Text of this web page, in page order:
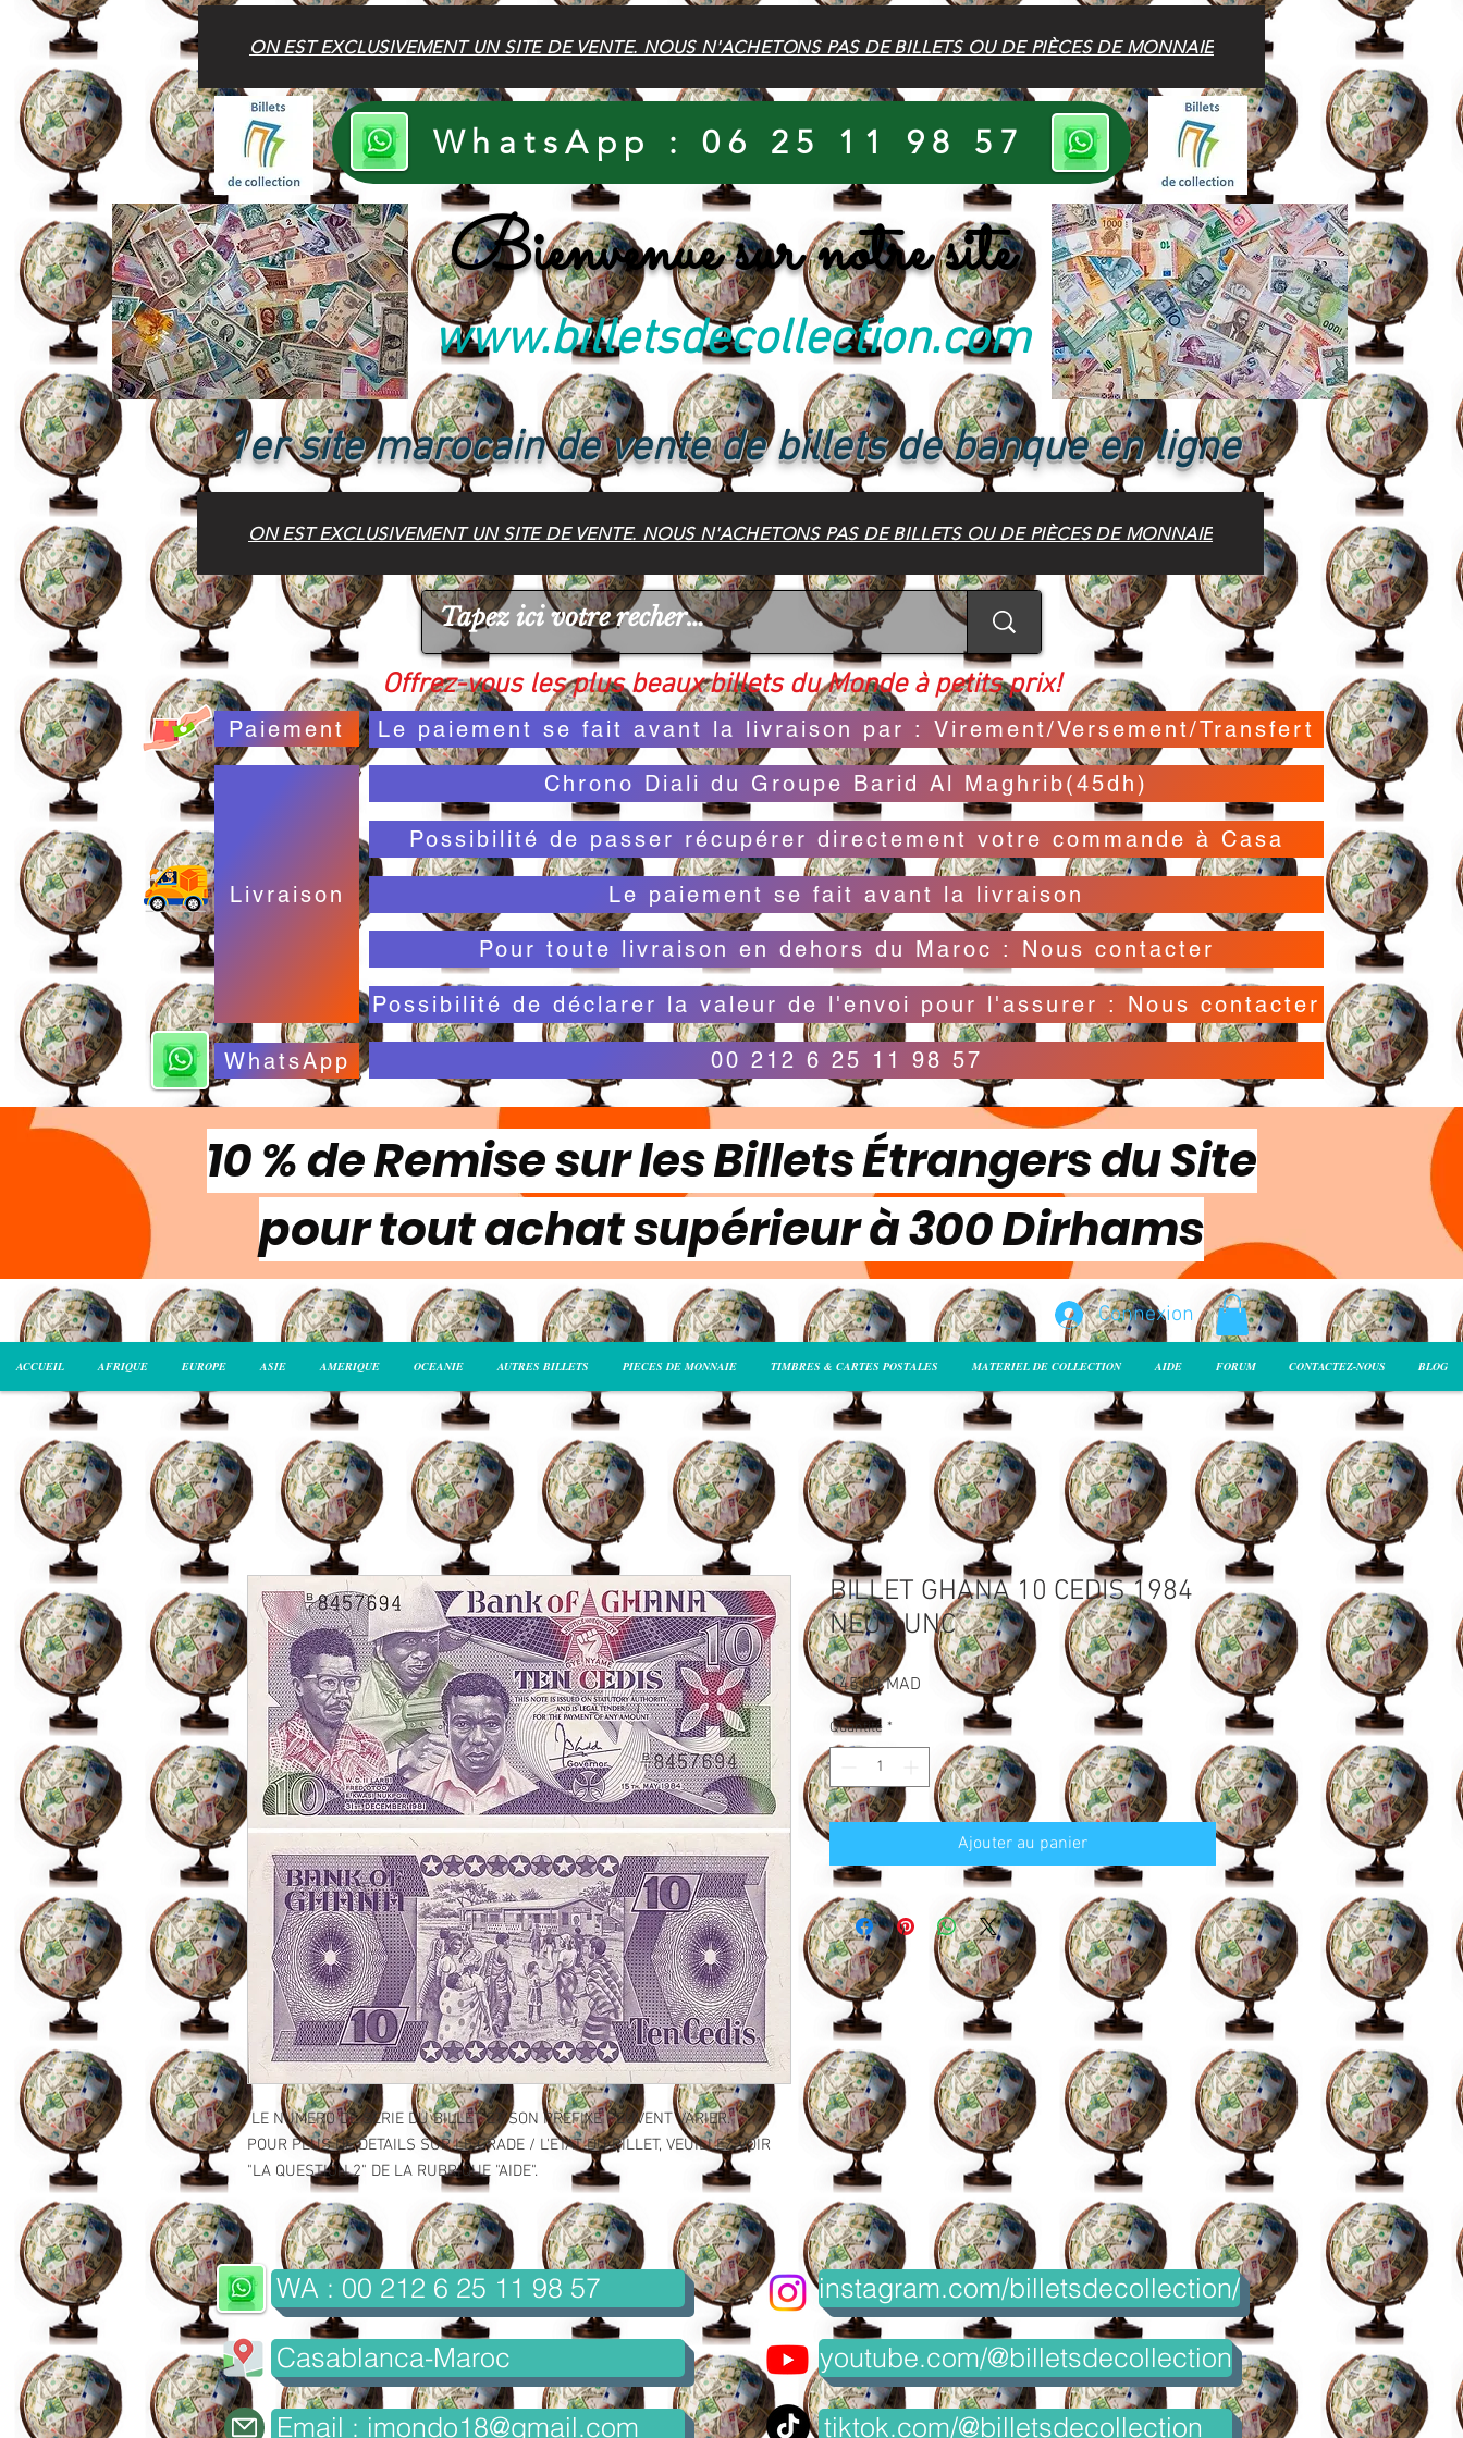
ON EST EXCLUSIVEMENT UN SITE DE VENTE. NOUS N'ACHETONS PAS DE BILLETS OU DE PIÈCES DE MONNAIE
WhatsApp : 06 25 11 98 57
Bienvenue sur notre site
www.billetsdecollection.com
1er site marocain de vente de billets de banque en ligne
ON EST EXCLUSIVEMENT UN SITE DE VENTE. NOUS N'ACHETONS PAS DE BILLETS OU DE PIÈCES DE MONNAIE
Offrez-vous les plus beaux billets du Monde à petits prix!
Paiement Le paiement se fait avant la livraison par : Virement/Versement/Transfert
Livraison
Chrono Diali du Groupe Barid Al Maghrib(45dh)
Possibilité de passer récupérer directement votre commande à Casa
Le paiement se fait avant la livraison
Pour toute livraison en dehors du Maroc : Nous contacter
Possibilité de déclarer la valeur de l'envoi pour l'assurer : Nous contacter
WhatsApp 00 212 6 25 11 98 57
10 % de Remise sur les Billets Étrangers du Site
pour tout achat supérieur à 300 Dirhams
Connexion
ACCUEIL AFRIQUE EUROPE ASIE AMERIQUE OCEANIE AUTRES BILLETS PIECES DE MONNAIE TIMBRES & CARTES POSTALES MATERIEL DE COLLECTION AIDE FORUM CONTACTEZ-NOUS BLOG
LE NUMERO DE SERIE DU BILLET ET SON PREFIXE PEUVENT VARIER.
POUR PLUS DE DETAILS SUR LE GRADE / L'ETAT DU BILLET, VEUILLEZ VOIR
"LA QUESTION 2" DE LA RUBRIQUE "AIDE".
BILLET GHANA 10 CEDIS 1984
NEUF UNC
145,00 MAD Prix
Quantité *
Ajouter au panier
WA : 00 212 6 25 11 98 57
Casablanca-Maroc
Email : imondo18@gmail.com
instagram.com/billetsdecollection/
youtube.com/@billetsdecollection
tiktok.com/@billetsdecollection